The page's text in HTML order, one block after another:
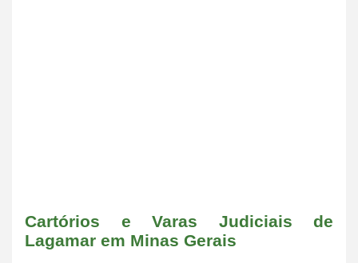
Cartórios e Varas Judiciais de
Lagamar em Minas Gerais